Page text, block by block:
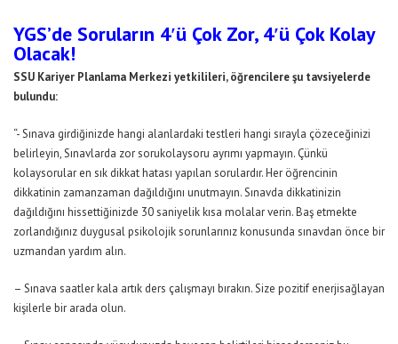
YGS’de Soruların 4′ü Çok Zor, 4′ü Çok Kolay
Olacak!
SSU Kariyer Planlama Merkezi yetkilileri, öğrencilere şu tavsiyelerde
bulundu:
“- Sınava girdiğinizde hangi alanlardaki testleri hangi sırayla çözeceğinizi
belirleyin, Sınavlarda zor sorukolaysoru ayrımı yapmayın. Çünkü
kolaysorular en sık dikkat hatası yapılan sorulardır. Her öğrencinin
dikkatinin zamanzaman dağıldığını unutmayın. Sınavda dikkatinizin
dağıldığını hissettiğinizde 30 saniyelik kısa molalar verin. Baş etmekte
zorlandığınız duygusal psikolojik sorunlarınız konusunda sınavdan önce bir
uzmandan yardım alın.
– Sınava saatler kala artık ders çalışmayı bırakın. Size pozitif enerjisağlayan
kişilerle bir arada olun.